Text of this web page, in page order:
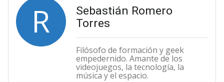
R
Sebastián Romero
Torres
Filósofo de formación y geek
empedernido. Amante de los
videojuegos, la tecnología, la
música y el espacio.